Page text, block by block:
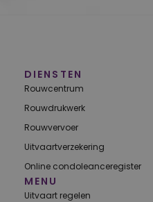
DIENSTEN
Rouwcentrum
Rouwdrukwerk
Rouwvervoer
Uitvaartverzekering
Online condoleanceregister
MENU
Uitvaart regelen